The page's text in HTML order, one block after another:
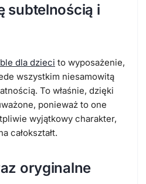
subtelnością i
dla dzieci to wyposażenie,
wszystkim niesamowitą
To właśnie, dzięki
ponieważ to one
wyjątkowy charakter,
całokształt.
oryginalne